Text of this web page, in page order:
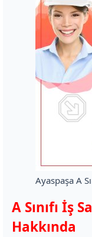
Ayaspaşa A
A Sınıfı İş
Hakkında